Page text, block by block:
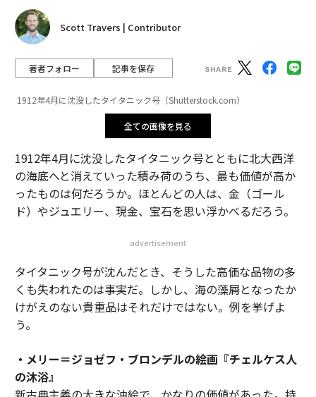
Scott Travers | Contributor
著者フォロー 記事を保存
1912年4月に沈没したタイタニック号（Shutterstock.com）
全ての画像を見る
1912年4月に沈没したタイタニック号とともに北大西洋
の海底へと消えていった積み荷のうち、最も価値が高か
ったものは何だろうか。ほとんどの人は、金（ゴール
ド）やジュエリー、現金、宝石を思い浮かべるだろう。
advertisement
タイタニック号が沈んだとき、そうした高価な品物の多
くも失われたのは事実だ。しかし、海の藻屑となったか
けがえのない貴重品はそれだけではない。例を挙げよ
う。
・メリー＝ジョゼフ・ブロンデルの絵画『チェルケス人
の沐浴』